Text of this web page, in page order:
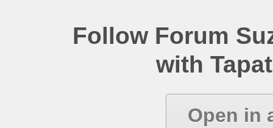
Follow Forum
with
Open in